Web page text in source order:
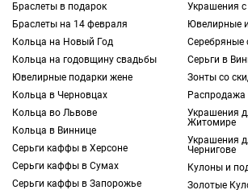
украшения в Одессе, которые
прекрасным дополнением для
личной коллекции. Оформить
доставкой можно в интернет-
TOUS, выбрав подходящую
онлайн.
Каталог ювелирных изделий в
преимущества покупки
Если вас заинтересовали
Браслеты в подарок
Браслеты на 14 февраля
Кольца на Новый Год
Кольца на годовщину свадьбы
Ювелирные подарки жене
Кольца в Черновцах
Кольца во Львове
Кольца в Виннице
Серьги каффы в Херсоне
Серьги каффы в Сумах
Серьги каффы в Запорожье
Украшения
Ювелирные
Серебряные
Серьги в
Зонты со
Распродажа
Украшения
Житомире
Украшения
Чернигове
Кулоны и
Золотые